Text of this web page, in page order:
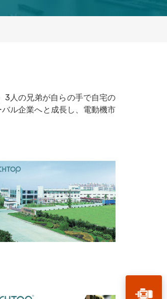
3人の兄弟が自らの手で自宅の
ル企業へと成長し、電動機市